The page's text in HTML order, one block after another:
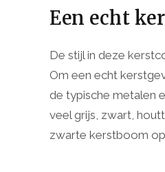
Een echt
De stijl in deze
Om een echt
de typische metalen
veel grijs, zwart,
zwarte kerstboom